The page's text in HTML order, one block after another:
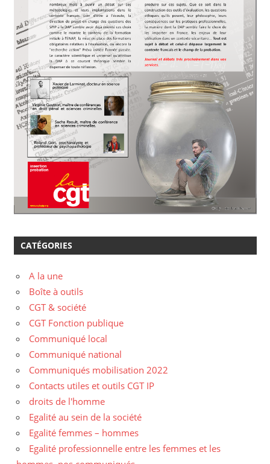
CATÉGORIES
A la une
Boîte à outils
CGT & société
CGT Fonction publique
Communiqué local
Communiqué national
Communiqués mobilisation 2022
Contacts utiles et outils CGT IP
droits de l'homme
Egalité au sein de la société
Egalité femmes – hommes
Egalité professionnelle entre les femmes et les